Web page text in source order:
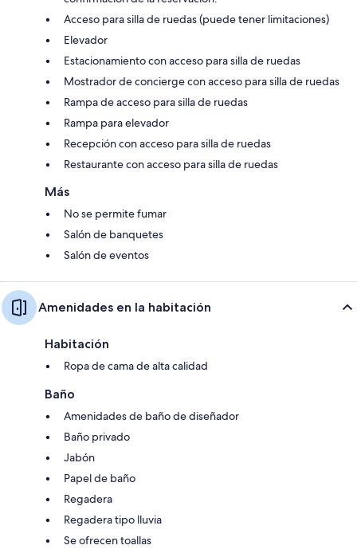
Acceso para silla de ruedas (puede tener limitaciones)
Elevador
Estacionamiento con acceso para silla de ruedas
Mostrador de concierge con acceso para silla de ruedas
Rampa de acceso para silla de ruedas
Rampa para elevador
Recepción con acceso para silla de ruedas
Restaurante con acceso para silla de ruedas
Más
No se permite fumar
Salón de banquetes
Salón de eventos
Amenidades en la habitación
Habitación
Ropa de cama de alta calidad
Baño
Amenidades de baño de diseñador
Baño privado
Jabón
Papel de baño
Regadera
Regadera tipo lluvia
Se ofrecen toallas